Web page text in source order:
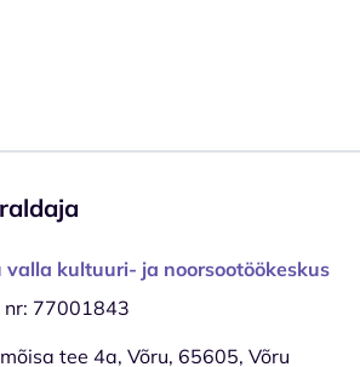
valla kultuuri- ja noorsootöökeskus
nr: 77001843
tee 4a, Võru, 65605, Võru